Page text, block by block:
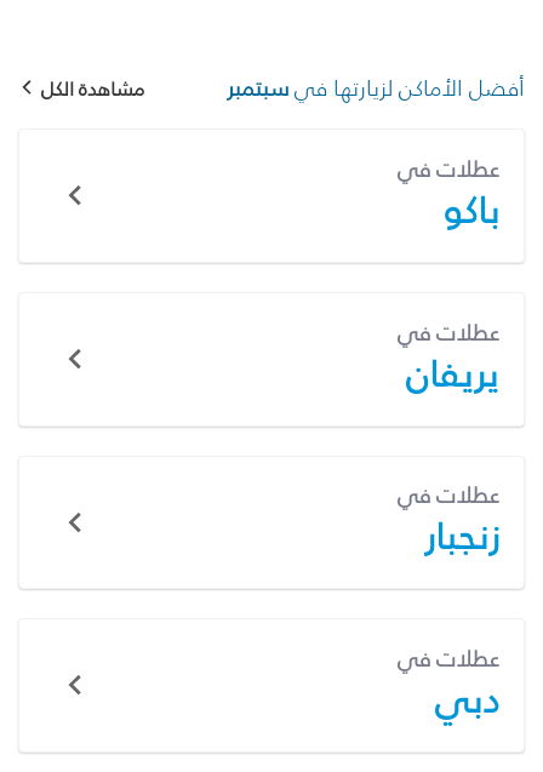
أفضل الأماكن لزيارتها فيسبتمبر مشاهدة الكل
عطلات في
باكو
عطلات في
يريفان
عطلات في
زنجبار
عطلات في
دبي